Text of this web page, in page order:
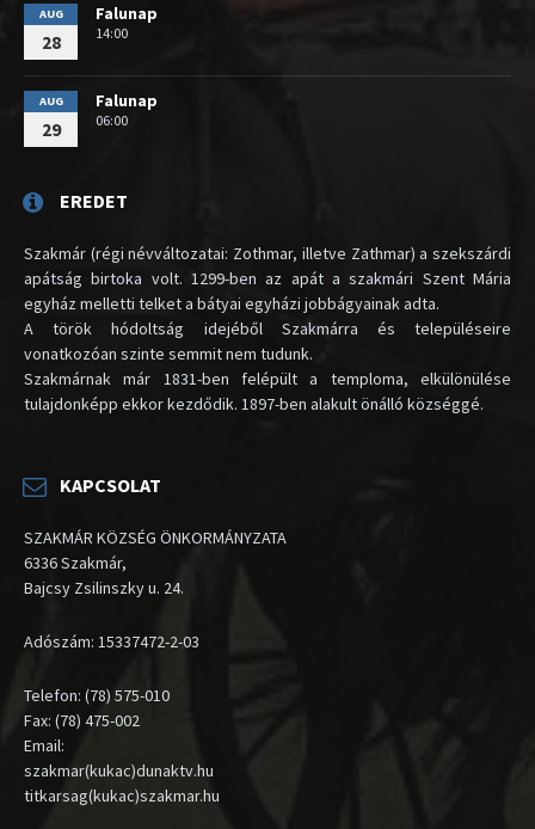
AUG
28
Falunap
14:00
AUG
29
Falunap
06:00
EREDET
Szakmár (régi névváltozatai: Zothmar, illetve Zathmar) a szekszárdi
apátság birtoka volt. 1299-ben az apát a szakmári Szent Mária
egyház melletti telket a bátyai egyházi jobbágyainak adta.
A török hódoltság idejéből Szakmárra és településeire
vonatkozóan szinte semmit nem tudunk.
Szakmárnak már 1831-ben felépült a temploma, elkülönülése
tulajdonképp ekkor kezdődik. 1897-ben alakult önálló községgé.
KAPCSOLAT
SZAKMÁR KÖZSÉG ÖNKORMÁNYZATA
6336 Szakmár,
Bajcsy Zsilinszky u. 24.
Adószám: 15337472-2-03
Telefon: (78) 575-010
Fax: (78) 475-002
Email:
szakmar(kukac)dunaktv.hu
titkarsag(kukac)szakmar.hu